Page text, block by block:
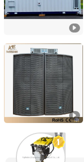
Guangzhou Ke
Guangdong, China